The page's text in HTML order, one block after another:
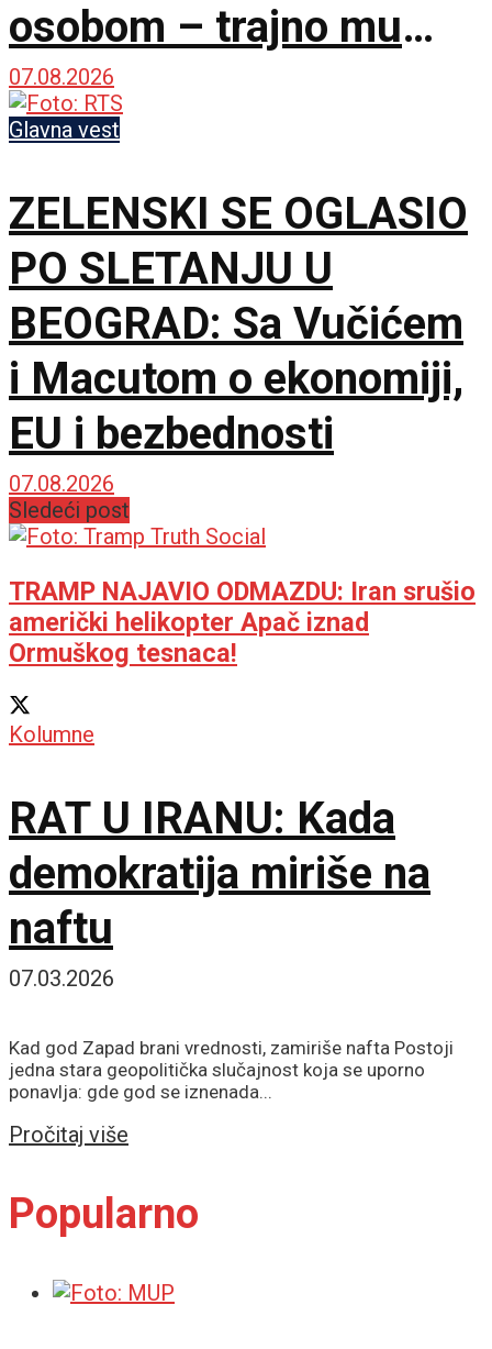
osobom – trajno mu
zabranjen ulazak na
KiM
07.08.2026
Glavna vest
ZELENSKI SE OGLASIO
PO SLETANJU U
BEOGRAD: Sa Vučićem
i Macutom o ekonomiji,
EU i bezbednosti
07.08.2026
Sledeći post
TRAMP NAJAVIO ODMAZDU: Iran srušio
američki helikopter Apač iznad
Ormuškog tesnaca!
Kolumne
RAT U IRANU: Kada
demokratija miriše na
naftu
07.03.2026
Kad god Zapad brani vrednosti, zamiriše nafta Postoji
jedna stara geopolitička slučajnost koja se uporno
ponavlja: gde god se iznenada...
Pročitaj više
Popularno